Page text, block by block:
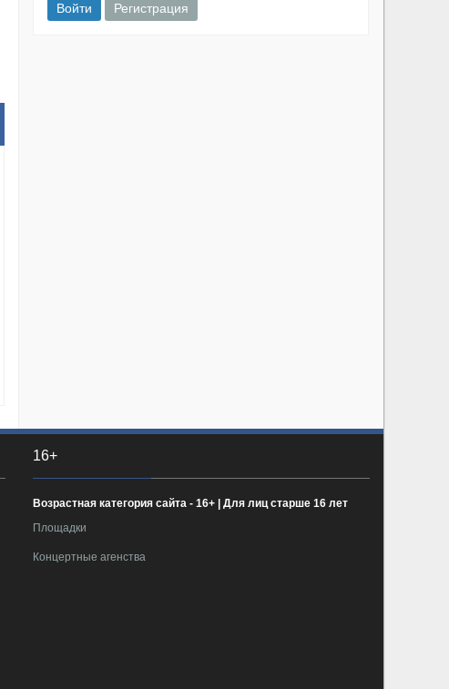
Войти Регистрация
16+
Возрастная категория сайта - 16+ | Для лиц старше 16 лет
Площадки
Концертные агенства